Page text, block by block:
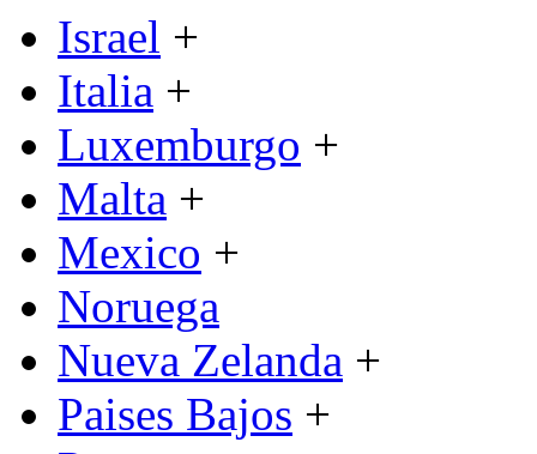
Israel +
Italia +
Luxemburgo +
Malta +
Mexico +
Noruega
Nueva Zelanda +
Paises Bajos +